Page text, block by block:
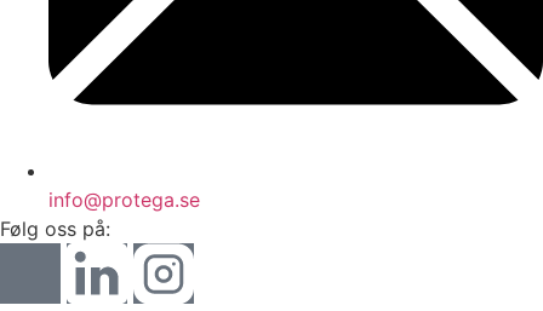
info@protega.se
Følg oss på: